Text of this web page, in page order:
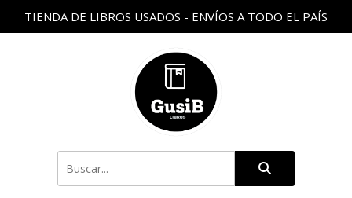
TIENDA DE LIBROS USADOS - ENVÍOS A TODO EL PAÍS